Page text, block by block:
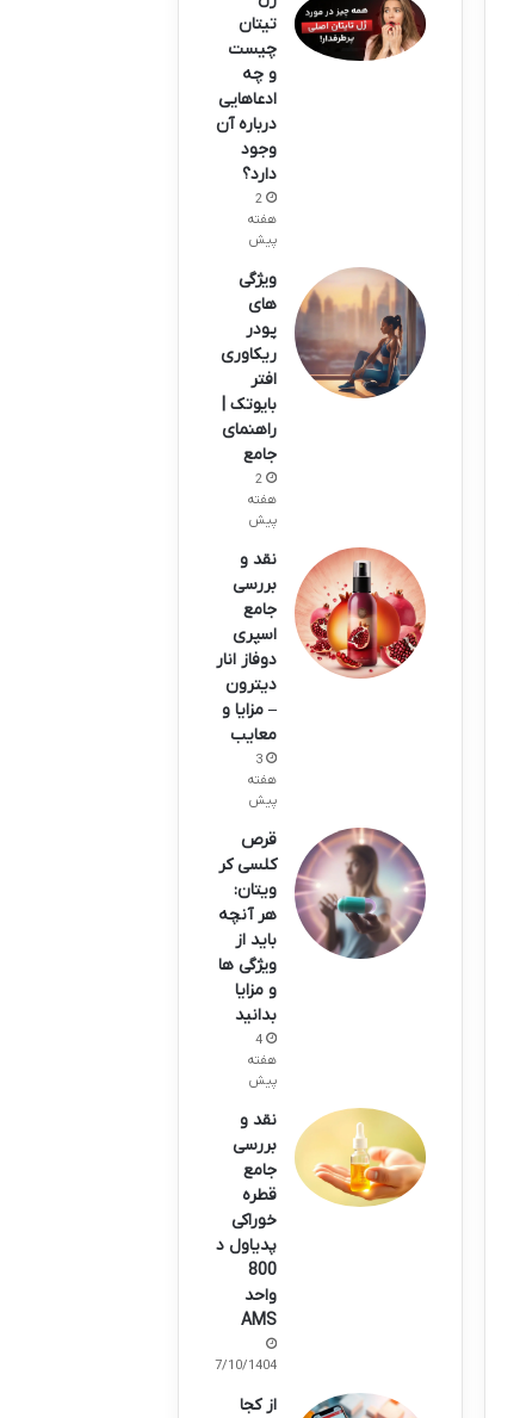
تیتان
چیست
و چه
ادعاهایی
درباره آن
وجود
دارد؟
2
هفته
پیش
ویژگی
های
پودر
ریکاوری
افتر
بایوتک |
راهنمای
جامع
2
هفته
پیش
نقد و
بررسی
جامع
اسپری
دوفاز انار
دیترون
– مزایا و
معایب
3
هفته
پیش
قرص
کلسی کر
ویتان:
هر آنچه
باید از
ویژگی ها
و مزایا
بدانید
4
هفته
پیش
نقد و
بررسی
جامع
قطره
خوراکی
پدیاول د
800
واحد
AMS
07/10/1404
از کجا